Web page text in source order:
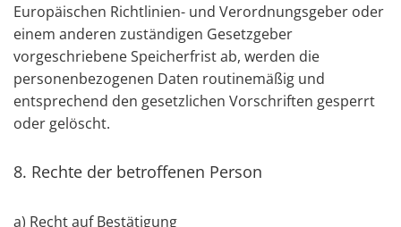
Europäischen Richtlinien- und Verordnungsgeber oder
einem anderen zuständigen Gesetzgeber
vorgeschriebene Speicherfrist ab, werden die
personenbezogenen Daten routinemäßig und
entsprechend den gesetzlichen Vorschriften gesperrt
oder gelöscht.
8. Rechte der betroffenen Person
a) Recht auf Bestätigung